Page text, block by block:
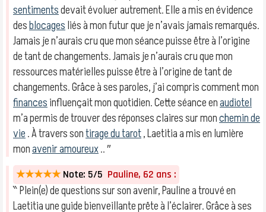
sentimentsdevait évoluer autrement. Elle a mis en évidence
desblocagesliés à mon futur que je n’avais jamais remarqués.
Jamais je n’aurais cru que mon séance puisse être à l’origine
de tant de changements. Jamais je n’aurais cru que mon
ressources matérielles puisse être à l’origine de tant de
changements. Grâce à ses paroles, j’ai compris comment mon
financesinfluençait mon quotidien. Cette séance enaudiotel
m’a permis de trouver des réponses claires sur monchemin de
vie. À travers sontirage du tarot, Laetitia a mis en lumière
monavenir amoureux.. ″
★★★★★ Note: 5/5 Pauline, 62 ans :
‶ Plein(e) de questions sur son avenir, Pauline a trouvé en
Laetitia une guide bienveillante prête à l’éclairer. Grâce à ses